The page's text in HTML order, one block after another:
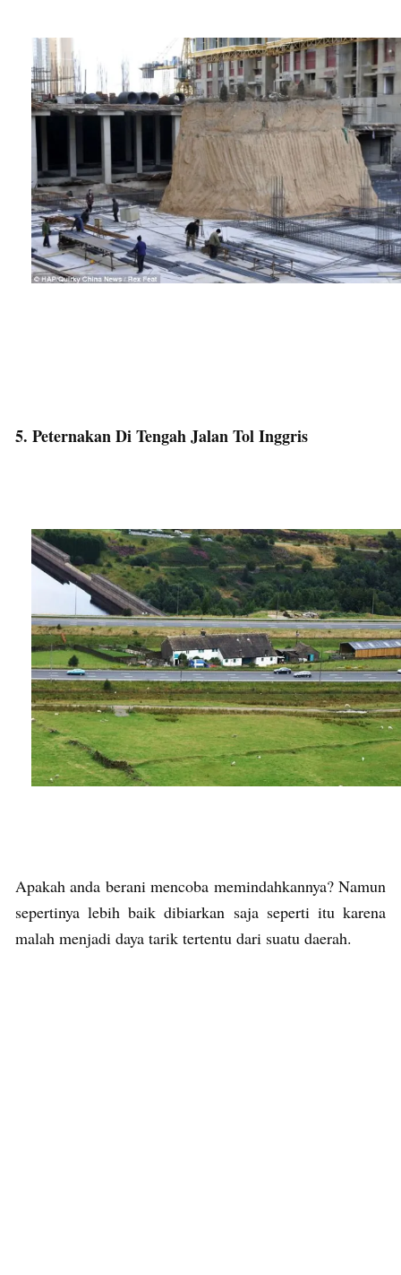
5. Peternakan Di Tengah Jalan Tol Inggris
Apakah anda berani mencoba memindahkannya? Namun
sepertinya lebih baik dibiarkan saja seperti itu karena
malah menjadi daya tarik tertentu dari suatu daerah.